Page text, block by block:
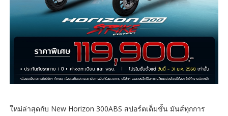
ใหม่ล่าสุดกับ New Horizon 300ABS สปอร์ตเต็มขั้น มันส์ทุกการ